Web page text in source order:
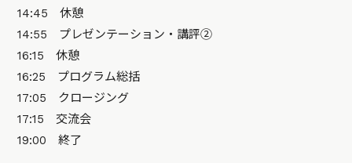
14:45 休憩
14:55 プレゼンテーション・講評②
16:15 休憩
16:25 プログラム総括
17:05 クロージング
17:15 交流会
19:00 終了